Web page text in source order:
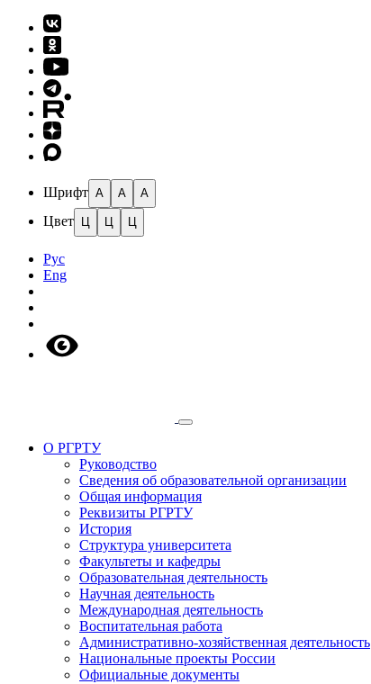
Шрифт A A A
Цвет Ц Ц Ц
Рус
Eng
О РГРТУ
Руководство
Сведения об образовательной организации
Общая информация
Реквизиты РГРТУ
История
Структура университета
Факультеты и кафедры
Образовательная деятельность
Научная деятельность
Международная деятельность
Воспитательная работа
Административно-хозяйственная деятельность
Национальные проекты России
Официальные документы